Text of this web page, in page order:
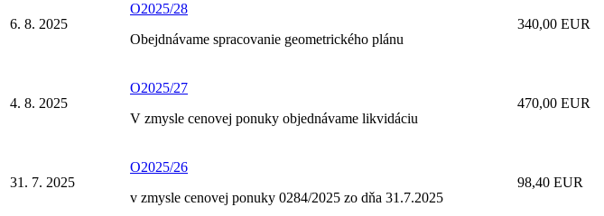
6. 8. 2025
O2025/28
Obejdnávame spracovanie geometrického plánu
340,00 EUR
4. 8. 2025
O2025/27
V zmysle cenovej ponuky objednávame likvidáciu
470,00 EUR
31. 7. 2025
O2025/26
v zmysle cenovej ponuky 0284/2025 zo dňa 31.7.2025
98,40 EUR